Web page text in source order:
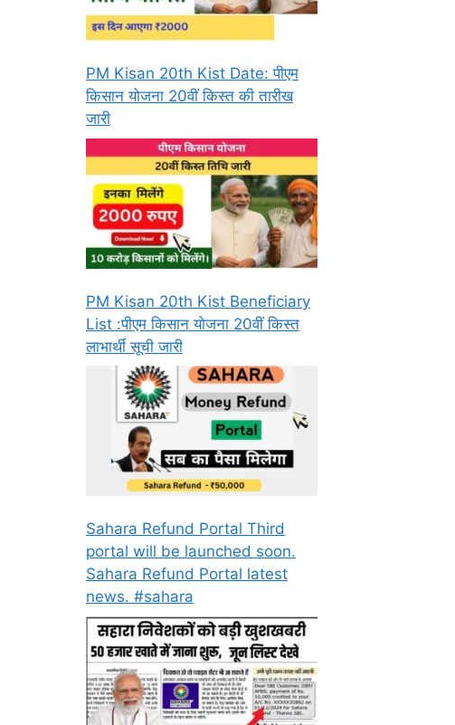
PM Kisan 20th Kist Date: पीएम
किसान योजना 20वीं किस्त की तारीख
जारी
PM Kisan 20th Kist Beneficiary
List :पीएम किसान योजना 20वीं किस्त
लाभार्थी सूची जारी
Sahara Refund Portal Third
portal will be launched soon.
Sahara Refund Portal latest
news. #sahara